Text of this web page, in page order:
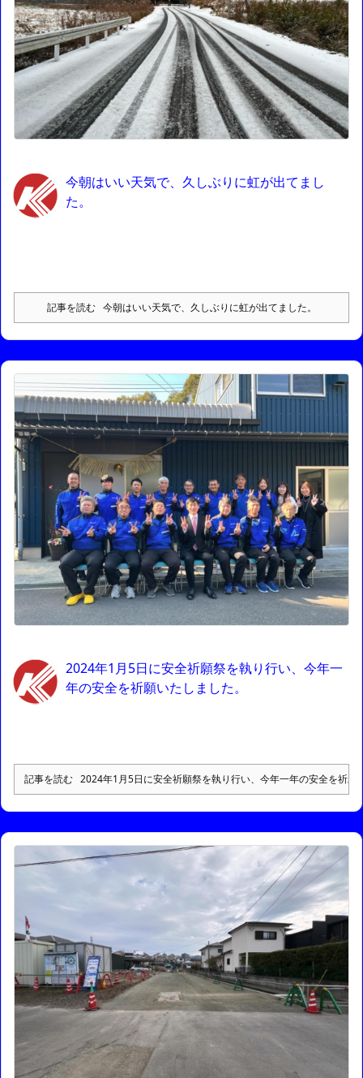
今朝はいい天気で、久しぶりに虹が出てまし
た。
記事を読む 今朝はいい天気で、久しぶりに虹が出てました。
2024年1月5日に安全祈願祭を執り行い、今年一
年の安全を祈願いたしました。
記事を読む 2024年1月5日に安全祈願祭を執り行い、今年一年の安全を祈願